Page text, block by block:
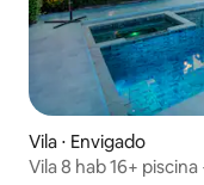
Vila ⋅ Envigado
Vila 8 hab 16+